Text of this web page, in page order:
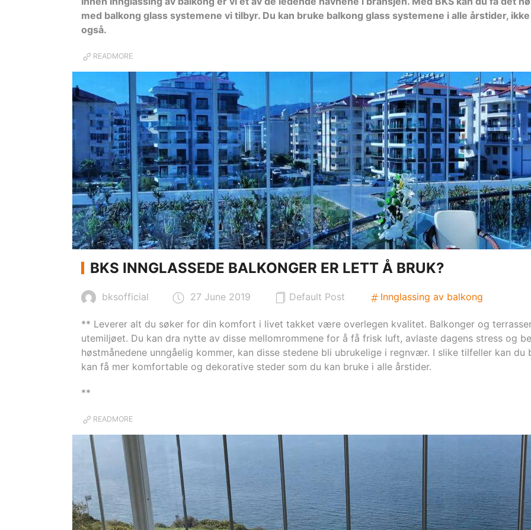
med balkong glass systemene vi tilbyr. Du kan bruke balkong glass systemene i alle årstider,
også.
READMORE
BKS INNGLASSEDE BALKONGER ER LETT Å BRUK?
bksofficial 27 June 2019 Default Post Innglassing av balkong
** Leverer alt du søker for din komfort i livet takket være overlegen kvalitet. Balkonger og
utemiljøet. Du kan dra nytte av disse mellomrommene for å få frisk luft, avlaste dagens stress og
høstmånedene unngåelig kommer, kan disse stedene bli ubrukelige i regnvær. I slike tilfeller kan du
kan få mer komfortable og dekorative steder som du kan bruke i alle årstider.
**
READMORE